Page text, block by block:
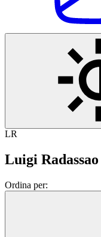
LR
Luigi Radassao
Ordina per: